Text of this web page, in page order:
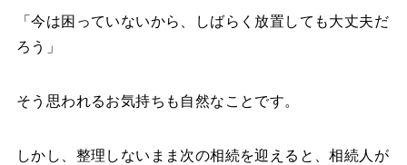
「今は困っていないから、しばらく放置しても大丈夫だ
ろう」
そう思われるお気持ちも自然なことです。
しかし、整理しないまま次の相続を迎えると、相続人が